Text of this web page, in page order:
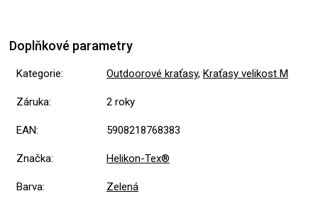
Doplňkové parametry
Kategorie: Outdoorové kraťasy, Kraťasy velikost M
Záruka: 2 roky
EAN: 5908218768383
Značka: Helikon-Tex®
Barva: Zelená